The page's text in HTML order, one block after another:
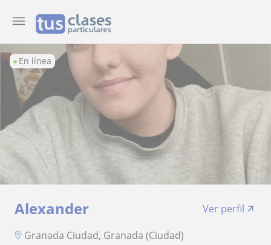
En línea
Alexander
Ver perfil
Granada Ciudad, Granada (Ciudad)